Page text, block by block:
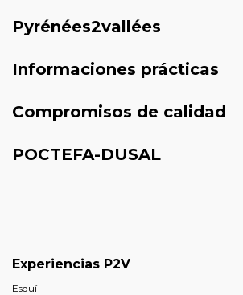
Pyrénées2vallées
Informaciones prácticas
Compromisos de calidad
POCTEFA-DUSAL
Experiencias P2V
Esquí